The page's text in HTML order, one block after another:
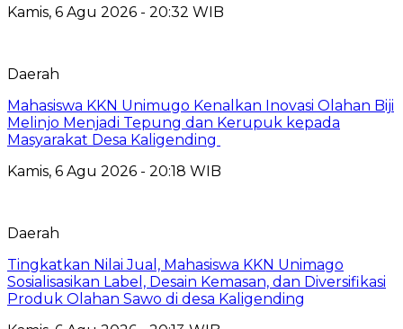
Kamis, 6 Agu 2026 - 20:32 WIB
Daerah
Mahasiswa KKN Unimugo Kenalkan Inovasi Olahan Biji
Melinjo Menjadi Tepung dan Kerupuk kepada
Masyarakat Desa Kaligending
Kamis, 6 Agu 2026 - 20:18 WIB
Daerah
Tingkatkan Nilai Jual, Mahasiswa KKN Unimago
Sosialisasikan Label, Desain Kemasan, dan Diversifikasi
Produk Olahan Sawo di desa Kaligending